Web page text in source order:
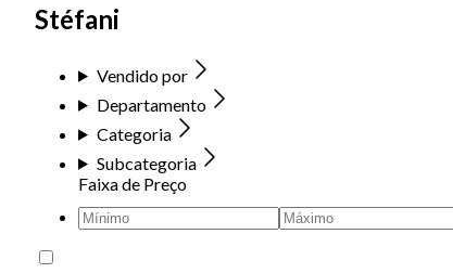
Stéfani
Vendido por
Departamento
Categoria
Subcategoria
Faixa de Preço